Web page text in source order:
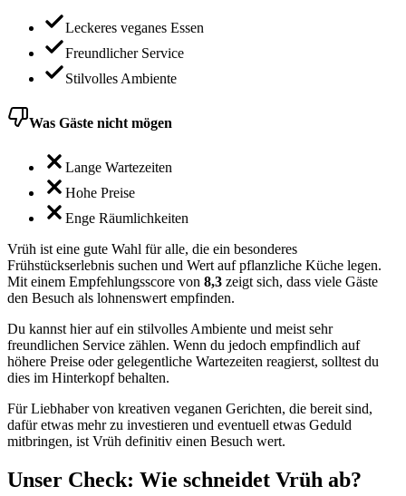
Leckeres veganes Essen
Freundlicher Service
Stilvolles Ambiente
Was Gäste nicht mögen
Lange Wartezeiten
Hohe Preise
Enge Räumlichkeiten
Vrüh ist eine gute Wahl für alle, die ein besonderes
Frühstückserlebnis suchen und Wert auf pflanzliche Küche legen.
Mit einem Empfehlungsscore von 8,3 zeigt sich, dass viele Gäste
den Besuch als lohnenswert empfinden.
Du kannst hier auf ein stilvolles Ambiente und meist sehr
freundlichen Service zählen. Wenn du jedoch empfindlich auf
höhere Preise oder gelegentliche Wartezeiten reagierst, solltest du
dies im Hinterkopf behalten.
Für Liebhaber von kreativen veganen Gerichten, die bereit sind,
dafür etwas mehr zu investieren und eventuell etwas Geduld
mitbringen, ist Vrüh definitiv einen Besuch wert.
Unser Check: Wie schneidet Vrüh ab?